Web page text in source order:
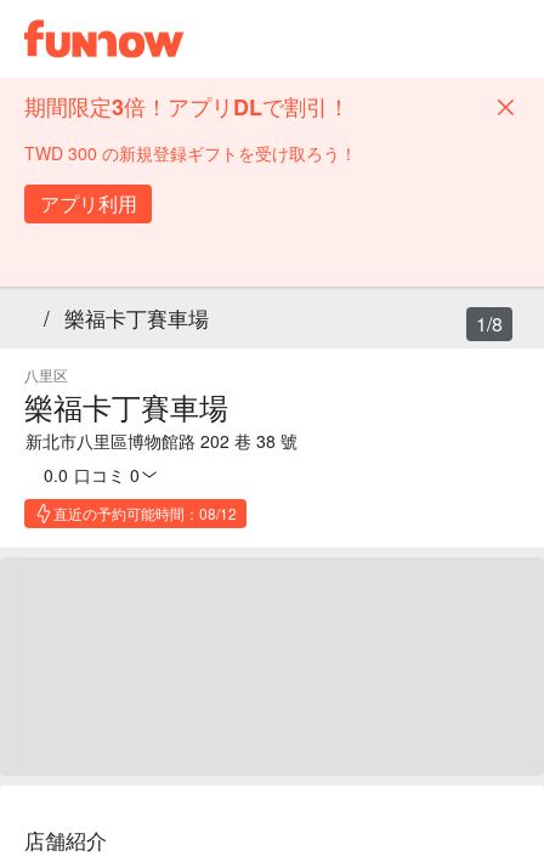
期間限定3倍！アプリDLで割引！
TWD 300 の新規登録ギフトを受け取ろう！
アプリ利用
/ 樂福卡丁賽車場
八里区
樂福卡丁賽車場
新北市八里區博物館路 202 巷 38 號
0.0 口コミ 0
直近の予約可能時間：08/12
1/8
店舗紹介